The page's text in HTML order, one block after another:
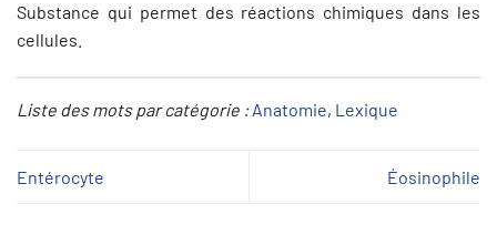
Substance qui permet des réactions chimiques dans les
cellules.
Liste des mots par catégorie : Anatomie, Lexique
Entérocyte Éosinophile